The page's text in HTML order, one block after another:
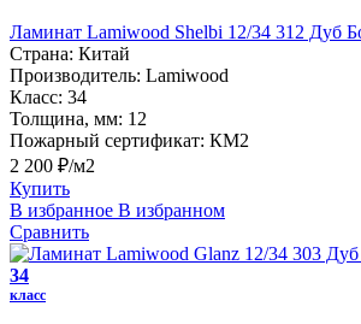
Ламинат Lamiwood Shelbi 12/34 312 Дуб
Страна: Китай
Производитель: Lamiwood
Класс: 34
Толщина, мм: 12
Пожарный сертификат: КМ2
2 200 ₽/м2
Купить
В избранное В избранном
Сравнить
34
класс